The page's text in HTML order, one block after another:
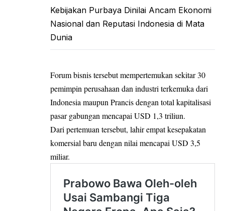
Kebijakan Purbaya Dinilai Ancam Ekonomi
Nasional dan Reputasi Indonesia di Mata
Dunia
Forum bisnis tersebut mempertemukan sekitar 30
pemimpin perusahaan dan industri terkemuka dari
Indonesia maupun Prancis dengan total kapitalisasi
pasar gabungan mencapai USD 1,3 triliun.
Dari pertemuan tersebut, lahir empat kesepakatan
komersial baru dengan nilai mencapai USD 3,5
miliar.